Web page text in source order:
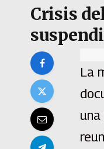
Crisis
La
una